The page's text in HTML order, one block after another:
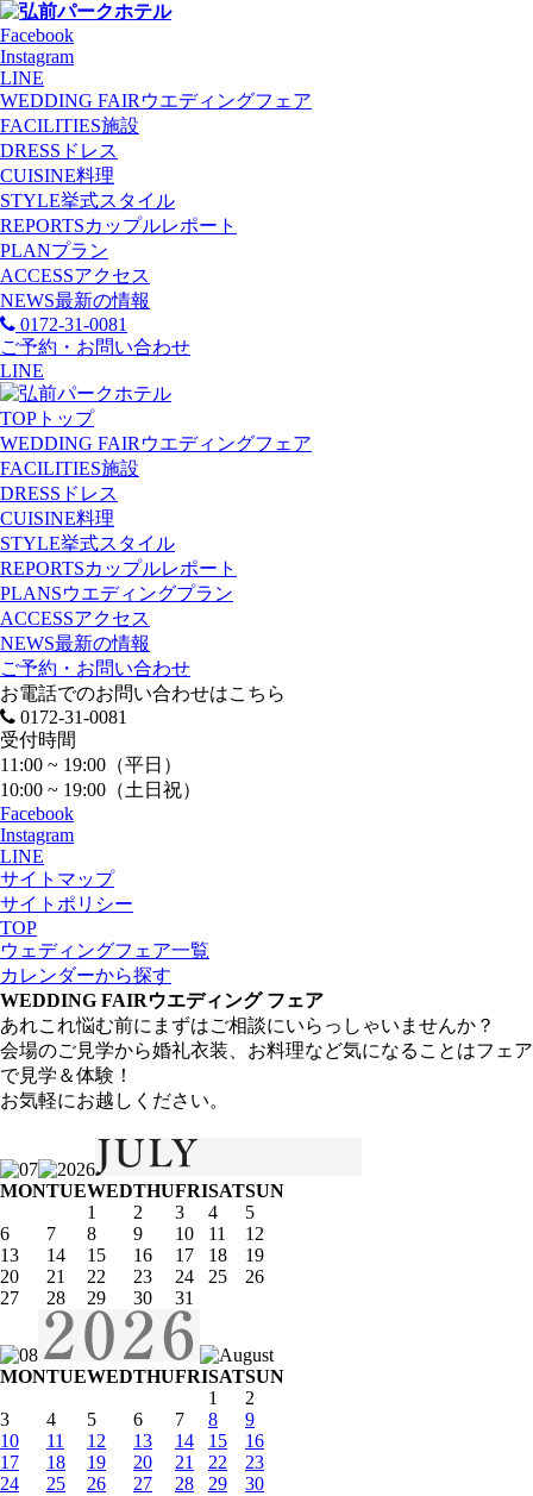
Facebook
Instagram
LINE
WEDDING FAIR ウエディングフェア
FACILITIES施設
DRESS ドレス
CUISINE料理
STYLE挙式スタイル
REPORTSカップルレポート
PLANプラン
ACCESSアクセス
NEWS最新の情報
0172-31-0081
ご予約・お問い合わせ
LINE
TOP トップ
WEDDING FAIR ウエディングフェア
FACILITIES施設
DRESS ドレス
CUISINE料理
STYLE挙式スタイル
REPORTSカップルレポート
PLANSウエディングプラン
ACCESSアクセス
NEWS最新の情報
ご予約・お問い合わせ
お電話でのお問い合わせはこちら
0172-31-0081
受付時間
11:00 ~ 19:00（平日）
10:00 ~ 19:00（土日祝）
Facebook
Instagram
LINE
サイトマップ
サイトポリシー
TOP
ウェディングフェア一覧
カレンダーから探す
WEDDING FAIRウエディング フェア
あれこれ悩む前にまずはご相談にいらっしゃいませんか？
会場のご見学から婚礼衣装、お料理など気になることはフェア
で見学＆体験！
お気軽にお越しください。
MONTUEWEDTHUFRISATSUN
1
2 3 4
5
6
7 8 9 10 11
12
13
14 15 16 17 18
19
20
21 22 23 24 25
26
27
28 29 30 31
MONTUEWEDTHUFRISATSUN
1
2
3
4 5 6 7 8
9
10
11 12 13 14 15
16
17
18 19 20 21 22
23
24
25 26 27 28 29
30